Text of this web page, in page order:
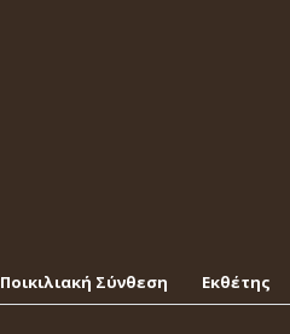
Ποικιλιακή Σύνθεση Εκθέτης